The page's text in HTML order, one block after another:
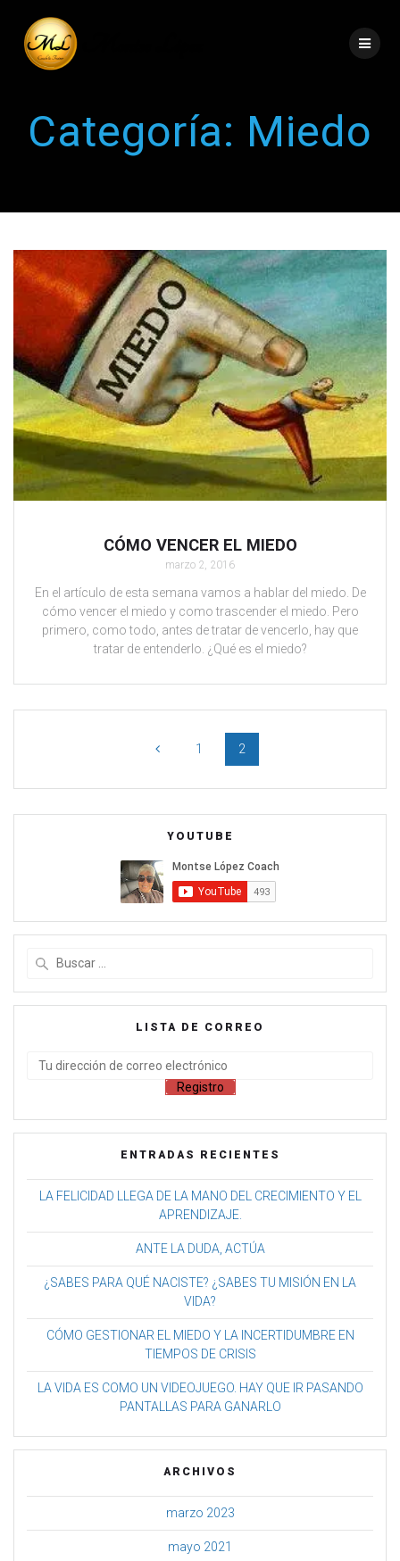
Categoría: Miedo
CÓMO VENCER EL MIEDO
marzo 2, 2016
En el artículo de esta semana vamos a hablar del miedo. De
cómo vencer el miedo y como trascender el miedo. Pero
primero, como todo, antes de tratar de vencerlo, hay que
tratar de entenderlo. ¿Qué es el miedo?
1 2
YOUTUBE
LISTA DE CORREO
ENTRADAS RECIENTES
LA FELICIDAD LLEGA DE LA MANO DEL CRECIMIENTO Y EL
APRENDIZAJE.
ANTE LA DUDA, ACTÚA
¿SABES PARA QUÉ NACISTE? ¿SABES TU MISIÓN EN LA
VIDA?
CÓMO GESTIONAR EL MIEDO Y LA INCERTIDUMBRE EN
TIEMPOS DE CRISIS
LA VIDA ES COMO UN VIDEOJUEGO. HAY QUE IR PASANDO
PANTALLAS PARA GANARLO
ARCHIVOS
marzo 2023
mayo 2021